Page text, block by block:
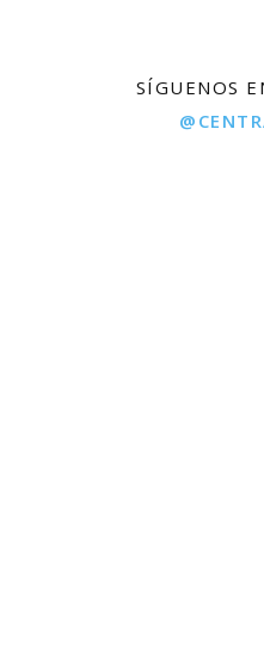
SÍGUENOS